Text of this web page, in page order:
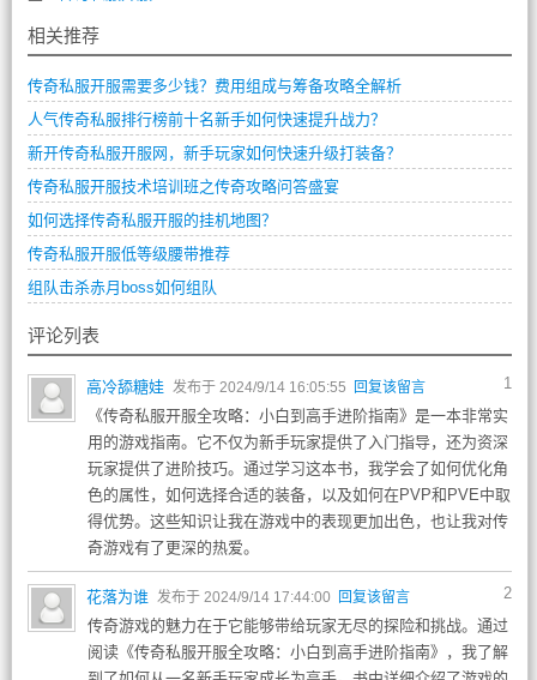
相关推荐
传奇私服开服需要多少钱？费用组成与筹备攻略全解析
人气传奇私服排行榜前十名新手如何快速提升战力？
新开传奇私服开服网，新手玩家如何快速升级打装备？
传奇私服开服技术培训班之传奇攻略问答盛宴
如何选择传奇私服开服的挂机地图？
传奇私服开服低等级腰带推荐
组队击杀赤月boss如何组队
评论列表
1
高冷舔糖娃 发布于 2024/9/14 16:05:55 回复该留言
《传奇私服开服全攻略：小白到高手进阶指南》是一本非常实
用的游戏指南。它不仅为新手玩家提供了入门指导，还为资深
玩家提供了进阶技巧。通过学习这本书，我学会了如何优化角
色的属性，如何选择合适的装备，以及如何在PVP和PVE中取
得优势。这些知识让我在游戏中的表现更加出色，也让我对传
奇游戏有了更深的热爱。
2
花落为谁 发布于 2024/9/14 17:44:00 回复该留言
传奇游戏的魅力在于它能够带给玩家无尽的探险和挑战。通过
阅读《传奇私服开服全攻略：小白到高手进阶指南》，我了解